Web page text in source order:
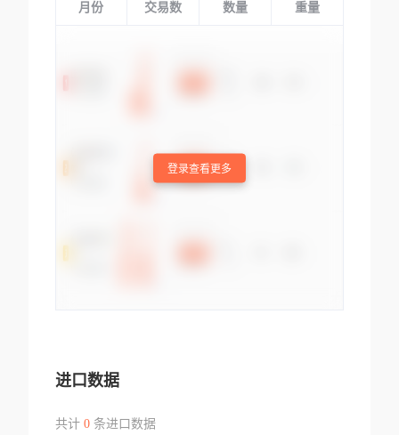
月份 交易数 数量 重量
登录查看更多
进口数据
共计 0条进口数据